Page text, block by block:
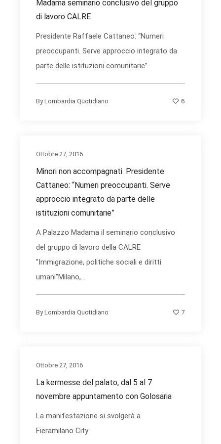
Madama seminario conclusivo del gruppo
di lavoro CALRE
Presidente Raffaele Cattaneo: “Numeri
preoccupanti. Serve approccio integrato da
parte delle istituzioni comunitarie”
ByLombardia Quotidiano 6
Ottobre 27, 2016
Minori non accompagnati. Presidente
Cattaneo: “Numeri preoccupanti. Serve
approccio integrato da parte delle
istituzioni comunitarie”
A Palazzo Madama il seminario conclusivo
del gruppo di lavoro della CALRE
"Immigrazione, politiche sociali e diritti
umani"Milano,...
ByLombardia Quotidiano 7
Ottobre 27, 2016
La kermesse del palato, dal 5 al 7
novembre appuntamento con Golosaria
La manifestazione si svolgerà a
Fieramilano City